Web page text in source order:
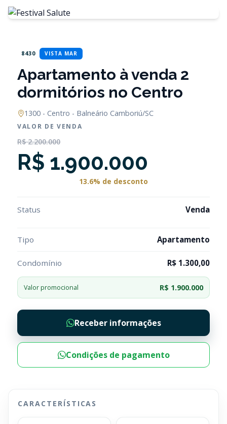
8430 VISTA MAR
Apartamento à venda 2
dormitórios no Centro
1300 - Centro - Balneário Camboriú/SC
VALOR DE VENDA
R$ 2.200.000
R$ 1.900.000
13.6% de desconto
Status Venda
Tipo Apartamento
Condomínio R$ 1.300,00
Valor promocional R$ 1.900.000
Receber informações
Condições de pagamento
CARACTERÍSTICAS